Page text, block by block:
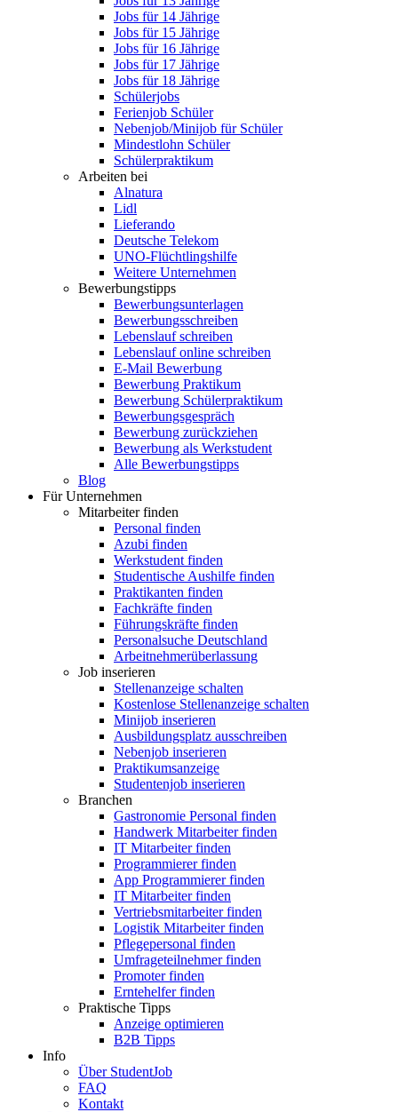
Jobs für 14 Jährige
Jobs für 15 Jährige
Jobs für 16 Jährige
Jobs für 17 Jährige
Jobs für 18 Jährige
Schülerjobs
Ferienjob Schüler
Nebenjob/Minijob für Schüler
Mindestlohn Schüler
Schülerpraktikum
Arbeiten bei
Alnatura
Lidl
Lieferando
Deutsche Telekom
UNO-Flüchtlingshilfe
Weitere Unternehmen
Bewerbungstipps
Bewerbungsunterlagen
Bewerbungsschreiben
Lebenslauf schreiben
Lebenslauf online schreiben
E-Mail Bewerbung
Bewerbung Praktikum
Bewerbung Schülerpraktikum
Bewerbungsgespräch
Bewerbung zurückziehen
Bewerbung als Werkstudent
Alle Bewerbungstipps
Blog
Für Unternehmen
Mitarbeiter finden
Personal finden
Azubi finden
Werkstudent finden
Studentische Aushilfe finden
Praktikanten finden
Fachkräfte finden
Führungskräfte finden
Personalsuche Deutschland
Arbeitnehmerüberlassung
Job inserieren
Stellenanzeige schalten
Kostenlose Stellenanzeige schalten
Minijob inserieren
Ausbildungsplatz ausschreiben
Nebenjob inserieren
Praktikumsanzeige
Studentenjob inserieren
Branchen
Gastronomie Personal finden
Handwerk Mitarbeiter finden
IT Mitarbeiter finden
Programmierer finden
App Programmierer finden
IT Mitarbeiter finden
Vertriebsmitarbeiter finden
Logistik Mitarbeiter finden
Pflegepersonal finden
Umfrageteilnehmer finden
Promoter finden
Erntehelfer finden
Praktische Tipps
Anzeige optimieren
B2B Tipps
Info
Über StudentJob
FAQ
Kontakt